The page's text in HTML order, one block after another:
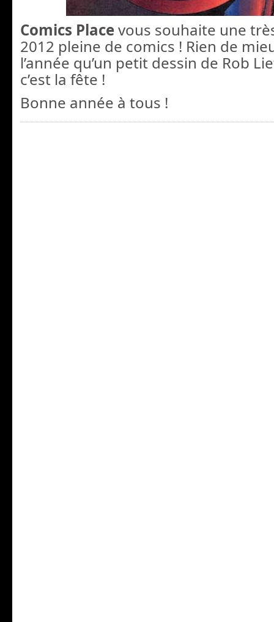
Comics Placevous souhaite une
2012 pleine de comics ! Rien de
l’année qu’un petit dessin de Rob
c’est la fête !
Bonne année à tous !